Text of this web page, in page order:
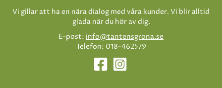
Vi gillar att ha en nära dialog med våra kunder. Vi blir alltid
glada när du hör av dig.
E-post: info@tantensgrona.se
Telefon: 018-462579